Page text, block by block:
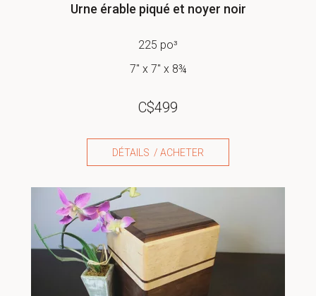
Urne érable piqué et noyer noir
225 po³
7" x 7" x 8¾
C$499
DÉTAILS / ACHETER